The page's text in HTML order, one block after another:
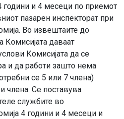
години и 4 месеци по приемот
пазарен инспекторат при
Во извештаите до
Комисијата даваат
Комисијата да се
и да работи зашто нема
се 5 или 7 члена)
члена. Се поставува
службите во
4 години и 4 месеци и